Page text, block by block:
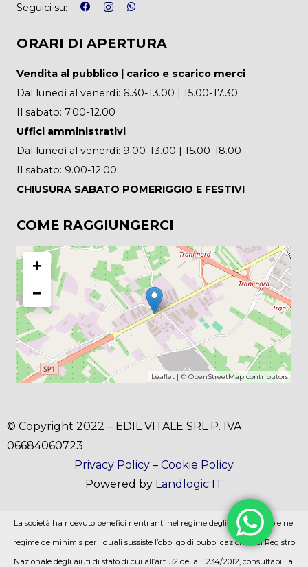
Seguici su:
ORARI DI APERTURA
Vendita al pubblico | carico e scarico merci
Dal lunedì al venerdì: 6.30-13.00 | 15.00-17.30
Il sabato: 7.00-12.00
Uffici amministrativi
Dal lunedì al venerdì: 9.00-13.00 | 15.00-18.00
Il sabato: 9.00-12.00
CHIUSURA SABATO POMERIGGIO E FESTIVI
COME RAGGIUNGERCI
+
−
Leaflet | © OpenStreetMapcontributors
© Copyright 2022 – EDIL VITALE SRL P. IVA
06684060723
Privacy Policy – Cookie Policy
Powered by Landlogic IT
La società ha ricevuto benefici rientranti nel regime degli aiuti di stato e nel
regime de minimis per i quali sussiste l’obbligo di pubblicazione nel Registro
Nazionale degli aiuti di stato di cui all’art. 52 della L.234/2012, consultabili al